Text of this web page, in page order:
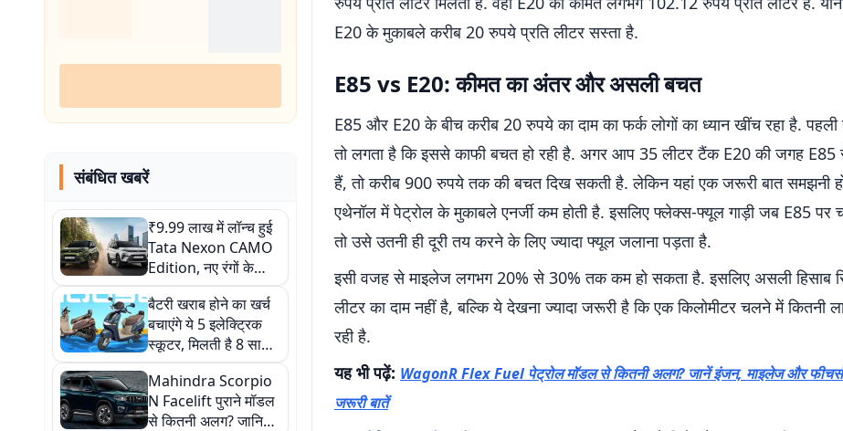
संबंधित खबरें
₹9.99 लाख में लॉन्च हुई
Tata Nexon CAMO
Edition, नए रंगों के
साथ मिलेंगे शानदार
फीचर्स
बैटरी खराब होने का खर्च
बचाएंगे ये 5 इलेक्ट्रिक
स्कूटर, मिलती है 8 साल
तक की वारंटी, देखें लिस्ट
Mahindra Scorpio
N Facelift पुराने मॉडल
से कितनी अलग? जानिए
E20 के मुकाबले करीब 20 रुपये प्रति लीटर सस्ता है.
E85 vs E20: कीमत का अंतर और असली बचत
E85 और E20 के बीच करीब 20 रुपये का दाम का फर्क लोगों का ध्यान खींच रहा है.
तो लगता है कि इससे काफी बचत हो रही है. अगर आप 35 लीटर टैंक E20 की जगह
हैं, तो करीब 900 रुपये तक की बचत दिख सकती है. लेकिन यहां एक जरूरी बात समझनी
एथेनॉल में पेट्रोल के मुकाबले एनर्जी कम होती है. इसलिए फ्लेक्स-फ्यूल गाड़ी जब E85 पर
तो उसे उतनी ही दूरी तय करने के लिए ज्यादा फ्यूल जलाना पड़ता है.
इसी वजह से माइलेज लगभग 20% से 30% तक कम हो सकता है. इसलिए असली हिसाब
लीटर का दाम नहीं है, बल्कि ये देखना ज्यादा जरूरी है कि एक किलोमीटर चलने में कितनी
रही है.
यह भी पढ़ें: WagonR Flex Fuel पेट्रोल मॉडल से कितनी अलग? जानें इंजन, माइलेज और
जरूरी बातें